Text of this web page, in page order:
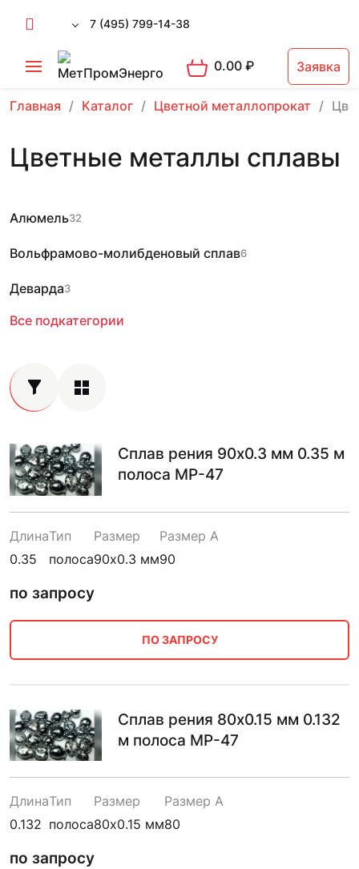
7 (495) 799-14-38
0.00₽ Заявка
Главная Каталог Цветной металлопрокат
Цветные металлы сплавы
Алюмель32
Вольфрамово-молибденовый сплав6
Деварда3
Все подкатегории
Сплав рения 90х0.3 мм 0.35 м
полоса МР-47
Длина
0.35
Тип
полоса
Размер
90х0.3 мм
Размер A
90
по запросу
ПО ЗАПРОСУ
Сплав рения 80х0.15 мм 0.132
м полоса МР-47
Длина
0.132
Тип
полоса
Размер
80х0.15 мм
Размер A
80
по запросу